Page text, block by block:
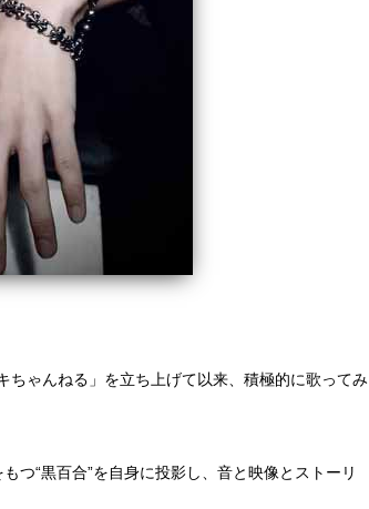
ちゃんねる」を立ち上げて以来、積極的に歌ってみ
つ“黒百合”を自身に投影し、音と映像とストーリ